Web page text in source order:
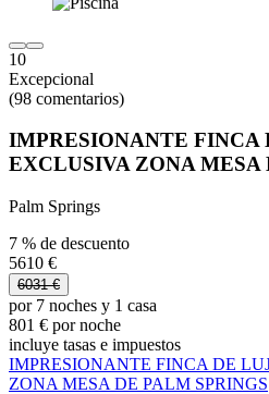
10
Excepcional
(98 comentarios)
IMPRESIONANTE FINCA
EXCLUSIVA ZONA MESA
Palm Springs
7 % de descuento
5610 €
6031 €
por 7 noches y 1 casa
801 € por noche
incluye tasas e impuestos
IMPRESIONANTE FINCA DE
ZONA MESA DE PALM SPRINGS